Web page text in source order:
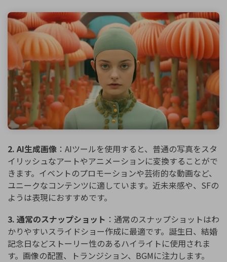
2. AI生成画像 ：AIツールを使用すると、普通の写真をスタ
イリッシュなアートやアニメーションに変換することがで
きます。イベントのプロモーションや芸術的な動画など、
ユニークなコンテンツに適しています。近未来感や、SFの
ようは表現におすすめです。
3. 通常のスナップショット ：通常のスナップショットはわ
かりやすいスライドショー作成に最適です。誕生日、結婚
記念日などストーリー性のあるハイライトに使用されま
す。画像の配置、トランジション、BGMに注力します。